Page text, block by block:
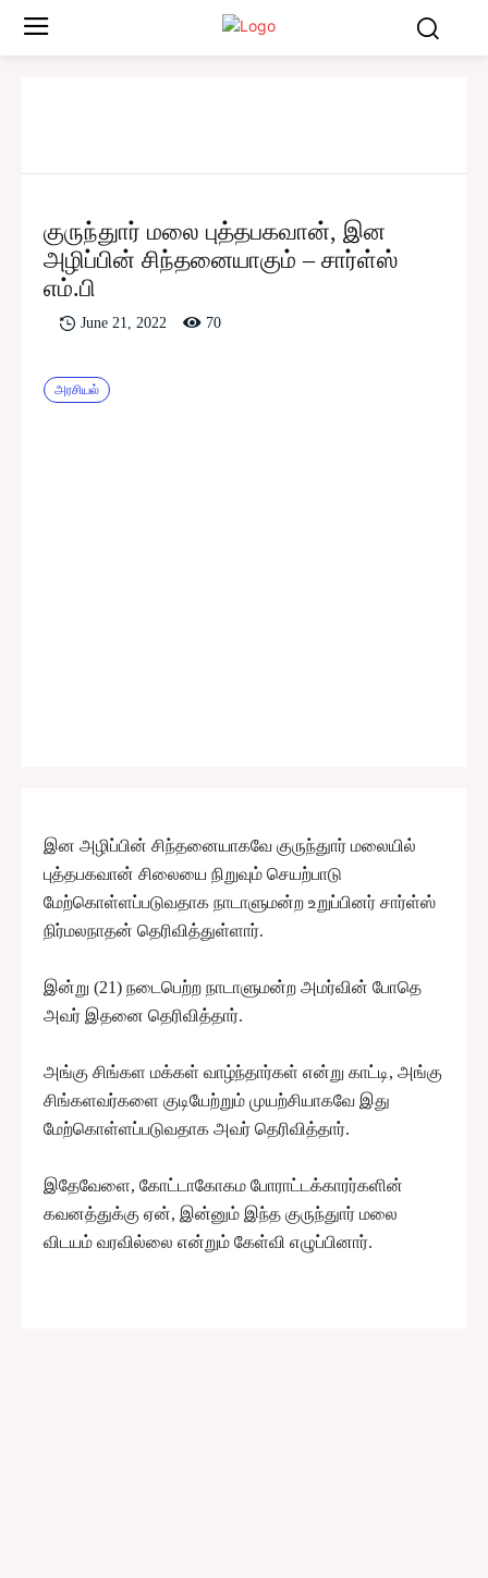
குருந்துார் மலை புத்தபகவான், இன
அழிப்பின் சிந்தனையாகும் – சார்ள்ஸ்
எம்.பி
June 21, 2022 70
அரசியல்
இன அழிப்பின் சிந்தனையாகவே குருந்துார் மலையில்
புத்தபகவான் சிலையை நிறுவும் செயற்பாடு
மேற்கொள்ளப்படுவதாக நாடாளுமன்ற உறுப்பினர் சார்ள்ஸ்
நிர்மலநாதன் தெரிவித்துள்ளார்.
இன்று (21) நடைபெற்ற நாடாளுமன்ற அமர்வின் போதெ
அவர் இதனை தெரிவித்தார்.
அங்கு சிங்கள மக்கள் வாழ்ந்தார்கள் என்று காட்டி, அங்கு
சிங்களவர்களை குடியேற்றும் முயற்சியாகவே இது
மேற்கொள்ளப்படுவதாக அவர் தெரிவித்தார்.
இதேவேளை, கோட்டாகோகம போராட்டக்காரர்களின்
கவனத்துக்கு ஏன், இன்னும் இந்த குருந்துார் மலை
விடயம் வரவில்லை என்றும் கேள்வி எழுப்பினார்.